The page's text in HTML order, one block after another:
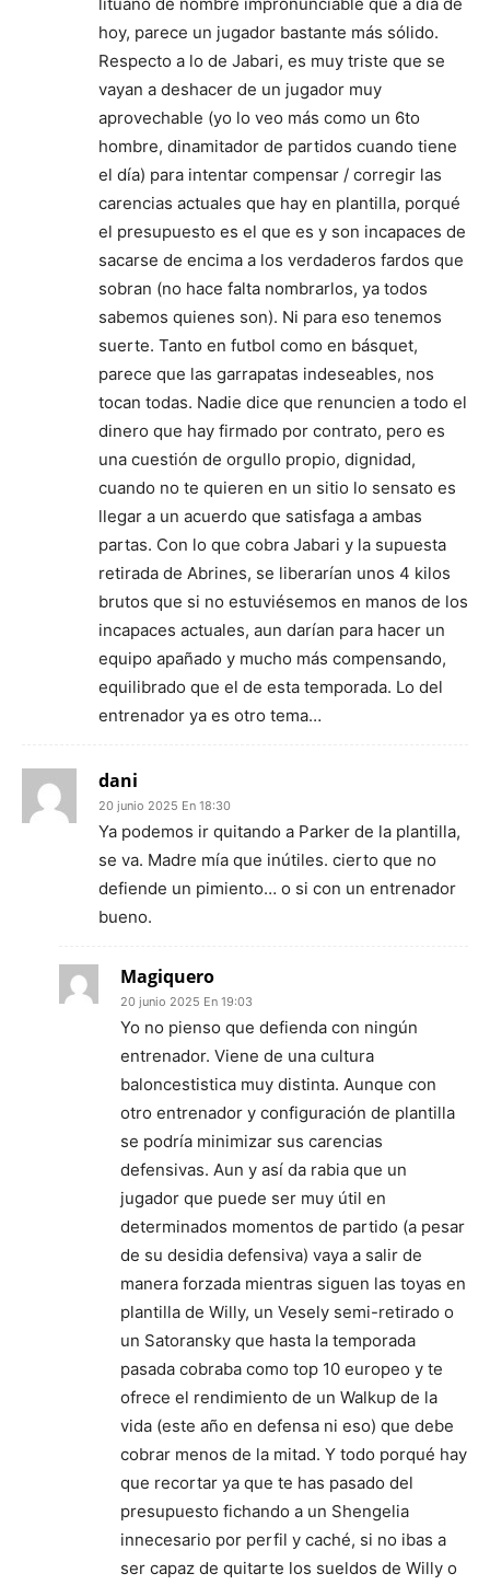
hoy, parece un jugador bastante más sólido.
Respecto a lo de Jabari, es muy triste que se
vayan a deshacer de un jugador muy
aprovechable (yo lo veo más como un 6to
hombre, dinamitador de partidos cuando tiene
el día) para intentar compensar / corregir las
carencias actuales que hay en plantilla, porqué
el presupuesto es el que es y son incapaces de
sacarse de encima a los verdaderos fardos que
sobran (no hace falta nombrarlos, ya todos
sabemos quienes son). Ni para eso tenemos
suerte. Tanto en futbol como en básquet,
parece que las garrapatas indeseables, nos
tocan todas. Nadie dice que renuncien a todo el
dinero que hay firmado por contrato, pero es
una cuestión de orgullo propio, dignidad,
cuando no te quieren en un sitio lo sensato es
llegar a un acuerdo que satisfaga a ambas
partas. Con lo que cobra Jabari y la supuesta
retirada de Abrines, se liberarían unos 4 kilos
brutos que si no estuviésemos en manos de los
incapaces actuales, aun darían para hacer un
equipo apañado y mucho más compensando,
equilibrado que el de esta temporada. Lo del
entrenador ya es otro tema…
dani
20 junio 2025 En 18:30
Ya podemos ir quitando a Parker de la plantilla,
se va. Madre mía que inútiles. cierto que no
defiende un pimiento… o si con un entrenador
bueno.
Magiquero
20 junio 2025 En 19:03
Yo no pienso que defienda con ningún
entrenador. Viene de una cultura
baloncestistica muy distinta. Aunque con
otro entrenador y configuración de plantilla
se podría minimizar sus carencias
defensivas. Aun y así da rabia que un
jugador que puede ser muy útil en
determinados momentos de partido (a pesar
de su desidia defensiva) vaya a salir de
manera forzada mientras siguen las toyas en
plantilla de Willy, un Vesely semi-retirado o
un Satoransky que hasta la temporada
pasada cobraba como top 10 europeo y te
ofrece el rendimiento de un Walkup de la
vida (este año en defensa ni eso) que debe
cobrar menos de la mitad. Y todo porqué hay
que recortar ya que te has pasado del
presupuesto fichando a un Shengelia
innecesario por perfil y caché, si no ibas a
ser capaz de quitarte los sueldos de Willy o